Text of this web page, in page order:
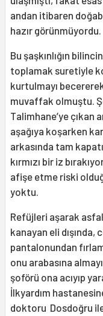
andan itibaren
hazır görünmüyordu.
Bu şaşkınlığın
toplamak suretiyle
kurtulmayı
muvaffak olmuştu.
Talimhane’ye çıkan
aşağıya koşarken
arkasında tam
kırmızı bir iz
afişe etme riski
yoktu.
Refüjleri aşarak
kanayan eli
pantalonundan
onu arabasına
şoförü ona acıyıp
İlkyardım
doktoru Dosdoğru